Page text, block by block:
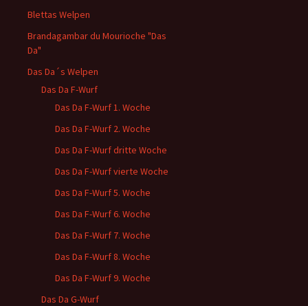
Blettas Welpen
Brandagambar du Mourioche "Das
Da"
Das Da´s Welpen
Das Da F-Wurf
Das Da F-Wurf 1. Woche
Das Da F-Wurf 2. Woche
Das Da F-Wurf dritte Woche
Das Da F-Wurf vierte Woche
Das Da F-Wurf 5. Woche
Das Da F-Wurf 6. Woche
Das Da F-Wurf 7. Woche
Das Da F-Wurf 8. Woche
Das Da F-Wurf 9. Woche
Das Da G-Wurf